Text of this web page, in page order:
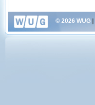
© 2026 WUG